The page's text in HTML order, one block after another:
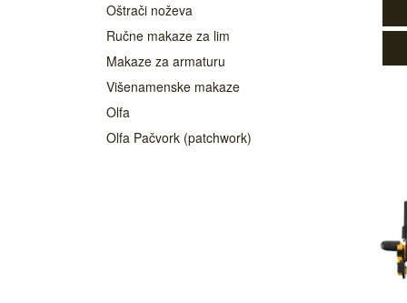
Oštrači noževa
Ručne makaze za lim
Makaze za armaturu
Višenamenske makaze
Olfa
Olfa Pačvork (patchwork)